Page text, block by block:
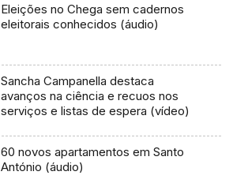
Eleições no Chega sem cadernos
eleitorais conhecidos (áudio)
Sancha Campanella destaca
avanços na ciência e recuos nos
serviços e listas de espera (vídeo)
60 novos apartamentos em Santo
António (áudio)